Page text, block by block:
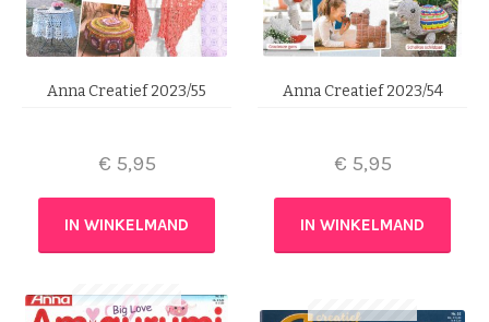
Anna Creatief 2023/55
€ 5,95
IN WINKELMAND
Anna Creatief 2023/54
€ 5,95
IN WINKELMAND